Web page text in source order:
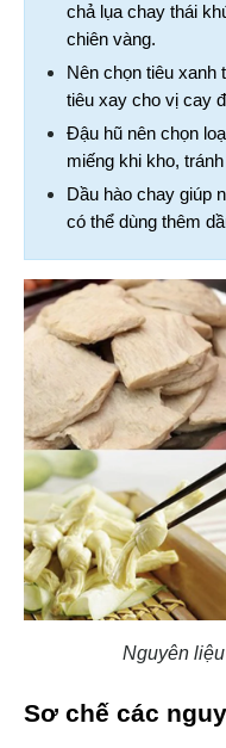
chả lụa chay thái
chiên vàng.
Nên chọn tiêu
tiêu xay cho vị cay
Đậu hũ nên chọn
miếng khi kho,
Dầu hào chay giúp
có thể dùng thêm
Nguyên
Sơ chế các